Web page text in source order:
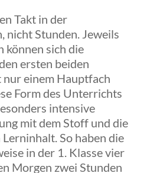
Takt in der
nicht Stunden. Jeweils
können sich die
ersten beiden
einem Hauptfach
Form des Unterrichts
intensive
mit dem Stoff und die
So haben die
in der 1. Klasse vier
Morgen zwei Stunden